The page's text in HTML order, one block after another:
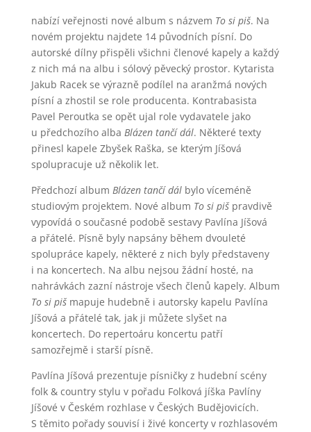
nabízí veřejnosti nové album s názvem To si piš. Na
novém projektu najdete 14 původních písní. Do
autorské dílny přispěli všichni členové kapely a každý
z nich má na albu i sólový pěvecký prostor. Kytarista
Jakub Racek se výrazně podílel na aranžmá nových
písní a zhostil se role producenta. Kontrabasista
Pavel Peroutka se opět ujal role vydavatele jako
u předchozího alba Blázen tančí dál. Některé texty
přinesl kapele Zbyšek Raška, se kterým Jíšová
spolupracuje už několik let.
Předchozí album Blázen tančí dálbylo víceméně
studiovým projektem. Nové album To si piš pravdivě
vypovídá o současné podobě sestavy Pavlína Jíšová
a přátelé. Písně byly napsány během dvouleté
spolupráce kapely, některé z nich byly představeny
i na koncertech. Na albu nejsou žádní hosté, na
nahrávkách zazní nástroje všech členů kapely. Album
To si pišmapuje hudebně i autorsky kapelu Pavlína
Jíšová a přátelé tak, jak ji můžete slyšet na
koncertech. Do repertoáru koncertu patří
samozřejmě i starší písně.
Pavlína Jíšová prezentuje písničky z hudební scény
folk & country stylu v pořadu Folková jíška Pavlíny
Jíšové v Českém rozhlase v Českých Budějovicích.
S těmito pořady souvisí i živé koncerty v rozhlasovém